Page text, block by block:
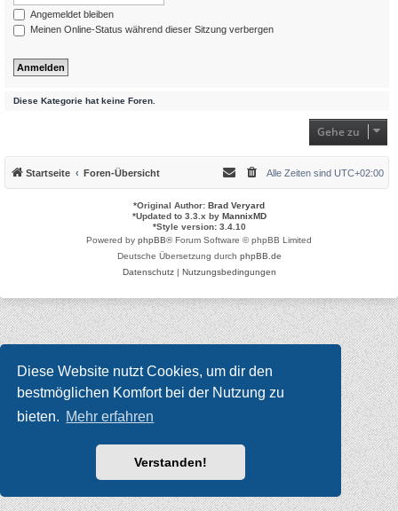
Diese Website nutzt Cookies, um dir den
bestmöglichen Komfort bei der Nutzung zu
bieten. Mehr erfahren
Verstanden!
Angemeldet bleiben
Meinen Online-Status während dieser Sitzung verbergen
Diese Kategorie hat keine Foren.
Gehe zu
Startseite Foren-Übersicht Alle Zeiten sind UTC+02:00
*Original Author: Brad Veryard
*Updated to 3.3.x by MannixMD
*Style version: 3.4.10
Powered by phpBB® Forum Software © phpBB Limited
Deutsche Übersetzung durch phpBB.de
Datenschutz| Nutzungsbedingungen